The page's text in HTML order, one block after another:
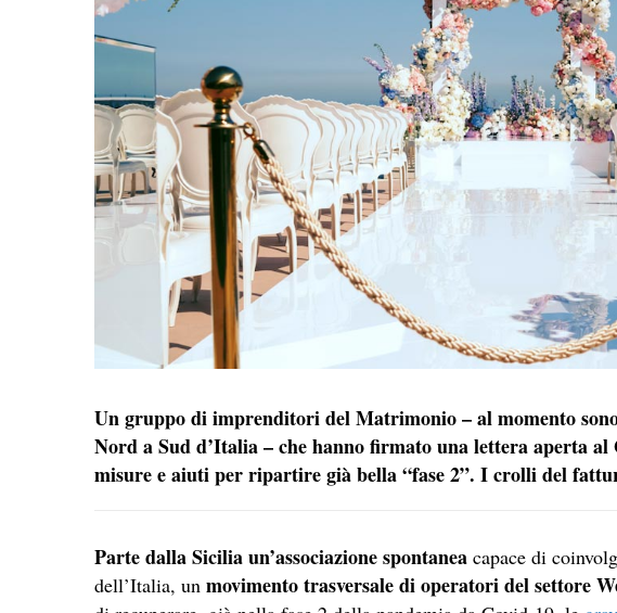
Un gruppo di imprenditori del Matrimonio – al momento
Nord a Sud d’Italia – che hanno firmato una lettera aperta
misure e aiuti per ripartire già bella “fase 2”. I crolli del
Parte dalla Sicilia un’associazione spontanea capace di
dell’Italia, un movimento trasversale di operatori del settore